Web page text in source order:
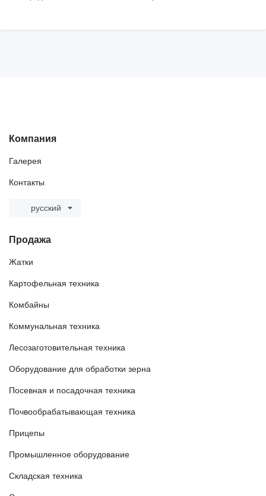
Компания
Галерея
Контакты
русский
Продажа
Жатки
Картофельная техника
Комбайны
Коммунальная техника
Лесозаготовительная техника
Оборудование для обработки зерна
Посевная и посадочная техника
Почвообрабатывающая техника
Прицепы
Промышленное оборудование
Складская техника